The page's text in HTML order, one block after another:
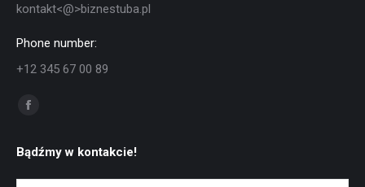
kontakt<@>biznestuba.pl
Phone number:
+12 345 67 00 89
Znajdź nas na:
się
w
Bądźmy w kontakcie!